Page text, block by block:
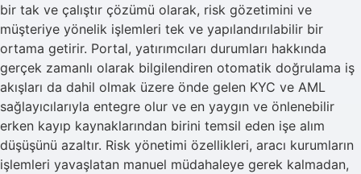
bir tak ve çalıştır çözümü olarak, risk gözetimini ve
müşteriye yönelik işlemleri tek ve yapılandırılabilir bir
ortama getirir. Portal, yatırımcıları durumları hakkında
gerçek zamanlı olarak bilgilendiren otomatik doğrulama iş
akışları da dahil olmak üzere önde gelen KYC ve AML
sağlayıcılarıyla entegre olur ve en yaygın ve önlenebilir
erken kayıp kaynaklarından birini temsil eden işe alım
düşüşünü azaltır. Risk yönetimi özellikleri, aracı kurumların
işlemleri yavaşlatan manuel müdahaleye gerek kalmadan,